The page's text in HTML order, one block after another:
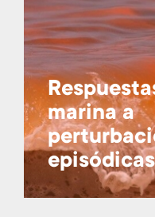
marina a
episódicas